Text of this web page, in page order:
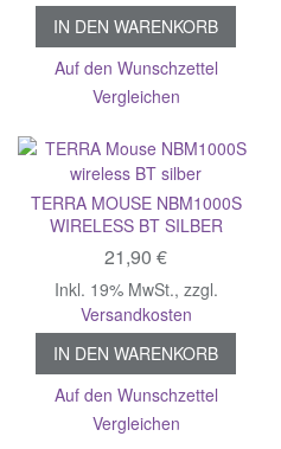
IN DEN WARENKORB
Auf den Wunschzettel
Vergleichen
TERRA MOUSE NBM1000S
WIRELESS BT SILBER
21,90 €
Inkl. 19% MwSt., zzgl.
Versandkosten
IN DEN WARENKORB
Auf den Wunschzettel
Vergleichen